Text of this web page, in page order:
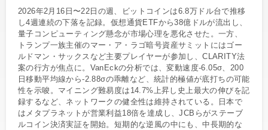
2026年2月16日〜22日の週、ビットコインは6.8万ドル台で推移
し4週連続の下落を記録。仮想通貨ETFから38億ドルが流出し、
量子コンピューティング懸念が市場心理を悪化させた。一方、
トランプ一族主催のマー・ア・ラゴ暗号資産サミットにはゴー
ルドマン・サックスなど主要プレイヤーが参加し、CLARITY法
案の行方が焦点に。VanEckの分析では、変動速度-6.05σ、200
日移動平均線から-2.88σの乖離など、統計的極値が底打ちの可能
性を示唆。マイニング難易度は14.7%上昇し史上最大の伸びを記
録するなど、ネットワークの健全性は維持されている。日本で
はメタプラネットが営業利益18倍を達成し、JCBらがステーブ
ルコイン決済実証を開始。短期的な逆風の中にも、中長期的な